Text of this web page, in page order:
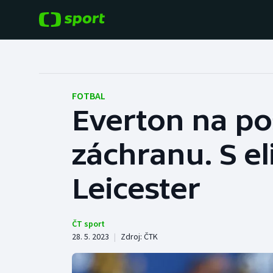
Hokej
Tenis
Atletika
Baseball a softbal
Basketbal
Biatlon
FOTBAL
Everton na
záchranu. S
Leicester
ČT sport
28. 5. 2023 | Zdroj: ČTK